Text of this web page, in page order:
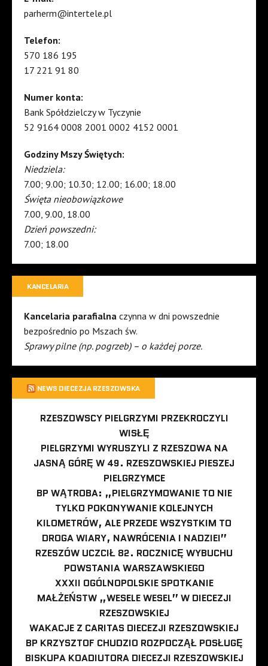
parherm@intertele.pl
Telefon:
570 186 195
17 221 91 80
Numer konta:
Bank Spółdzielczy w Tyczynie
52 9164 0008 2001 0002 4152 0001
Godziny Mszy Świętych:
Niedziela:
7.00; 9.00; 10.30; 12.00; 16.00; 18.00
Święta nieobowiązkowe
7.00, 9.00, 18.00
Dzień powszedni:
7.00; 18.00
KANCELARIA
Kancelaria parafialna czynna w dni powszednie
bezpośrednio po Mszach św.
Sprawy pilne (np. pogrzeb) – o każdej porze.
NEWS DIECEZJA RZESZOWSKA
RZESZOWSCY PIELGRZYMI PRZEKROCZYLI
WISŁĘ
PIELGRZYMI WYRUSZYLI Z RZESZOWA NA
JASNĄ GÓRĘ W 49. RZESZOWSKIEJ PIESZEJ
PIELGRZYMCE
BP WĄTROBA: „PIELGRZYMOWANIE TO NIE
TYLKO POKONYWANIE KOLEJNYCH
KILOMETRÓW, ALE PRZEDE WSZYSTKIM TO
DROGA WIARY, NAWRÓCENIA I NADZIEI”
RZESZÓW UCZCIŁ 82. ROCZNICĘ WYBUCHU
POWSTANIA WARSZAWSKIEGO
XXXII OGÓLNOPOLSKIE SPOTKANIE
MAŁŻEŃSTW „WESELE WESEL” W DIECEZJI
RZESZOWSKIEJ
WAKACJE Z CARITAS DIECEZJI RZESZOWSKIEJ
BP KRZYSZTOF CHUDZIO ROZPOCZĄŁ POSŁUGĘ
BISKUPA KOADIUTORA DIECEZJI RZESZOWSKIEJ